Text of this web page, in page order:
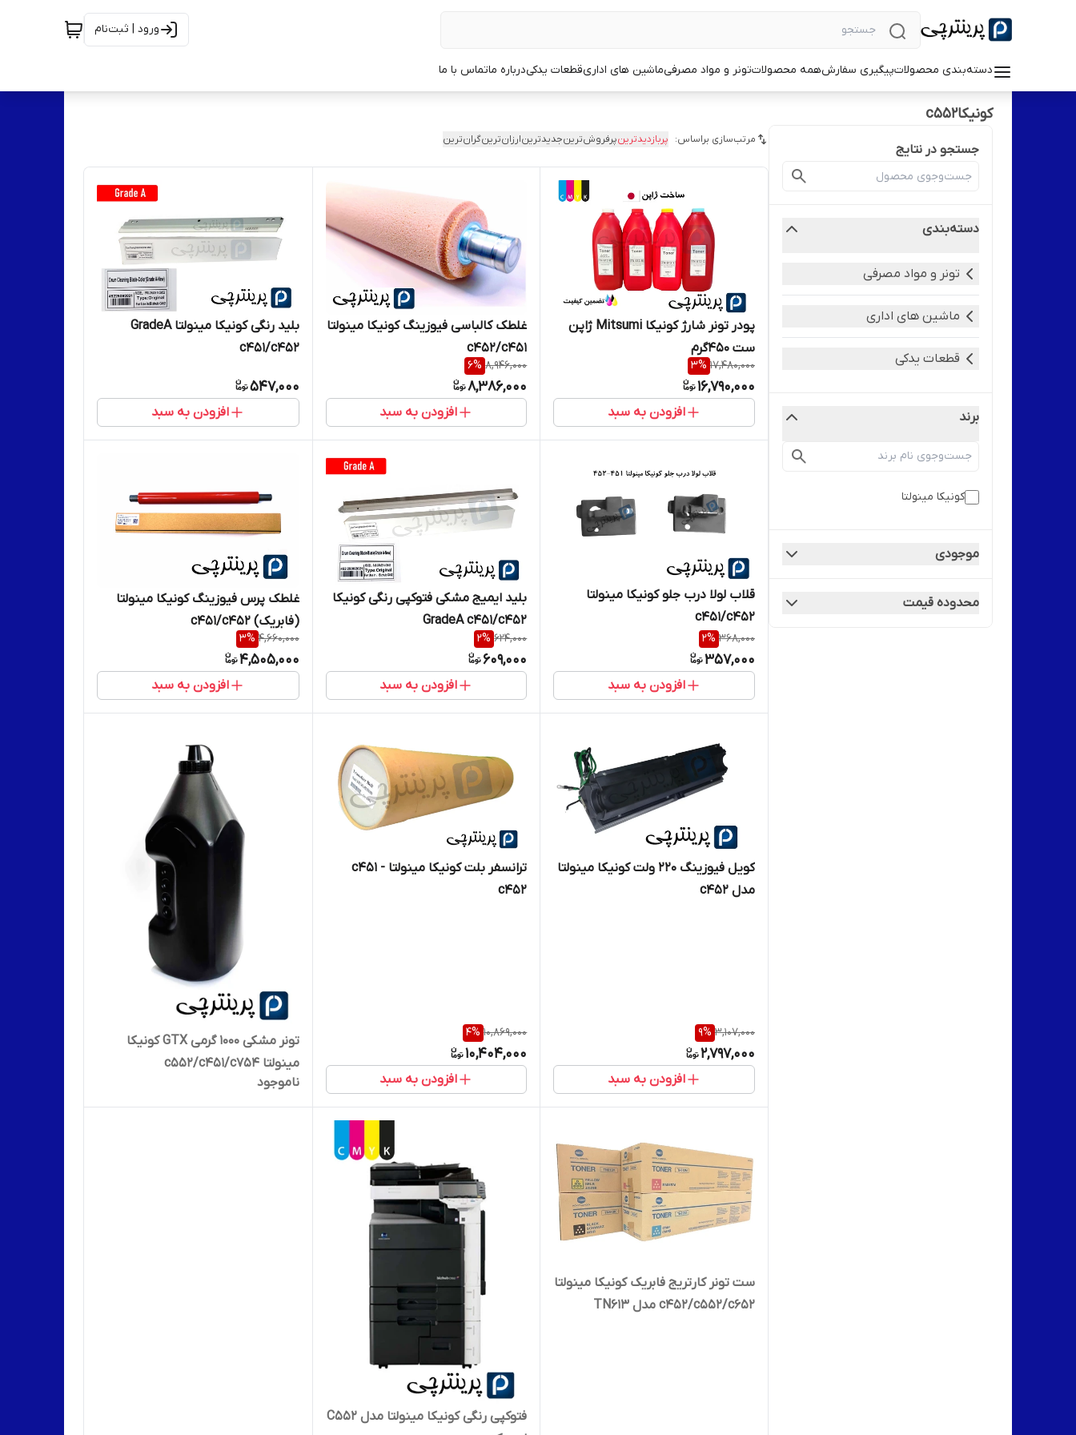
ورود | ثبت‌نام
دسته‌بندی محصولاتپیگیری سفارشهمه محصولاتتونر و مواد مصرفیماشین های اداریقطعات یدکیدرباره ماتماس با ما
کونیکاc552
جستجو در نتایج
دسته‌بندی
تونر و مواد مصرفی
ماشین های اداری
قطعات یدکی
برند
کونیکا مینولتا
موجودی
محدوده قیمت
مرتب‌سازی براساس: پربازدیدترینپرفروش‌ترینجدیدترینارزان‌ترینگران‌ترین
پودر تونر شارژ کونیکا Mitsumi ژاپن
ست ۴۵۰گرم
17,480,000
3%
16,790,000
افزودن به سبد
غلطک کالباسی فیوزینگ کونیکا مینولتا
c452/c451
8,946,000
6%
8,386,000
افزودن به سبد
بلید رنگی کونیکا مینولتا GradeA
c451/c452
547,000
افزودن به سبد
قلاب لولا درب جلو کونیکا مینولتا
c451/c452
368,000
2%
357,000
افزودن به سبد
بلید ایمیج مشکی فتوکپی رنگی کونیکا
GradeA c451/c452
624,000
2%
609,000
افزودن به سبد
غلطک پرس فیوزینگ کونیکا مینولتا
(فابریک) c451/c452
4,660,000
3%
4,505,000
افزودن به سبد
کویل فیوزینگ ۲۲۰ ولت کونیکا مینولتا
مدل c452
3,107,000
9%
2,797,000
افزودن به سبد
ترانسفر بلت کونیکا مینولتا c451 -
c452
10,869,000
4%
10,404,000
افزودن به سبد
تونر مشکی 1000 گرمی GTX کونیکا
مینولتا c552/c451/c754
ناموجود
ست تونر کارتریج فابریک کونیکا مینولتا
c452/c552/c652 مدل TN613
فتوکپی رنگی کونیکا مینولتا مدل C552